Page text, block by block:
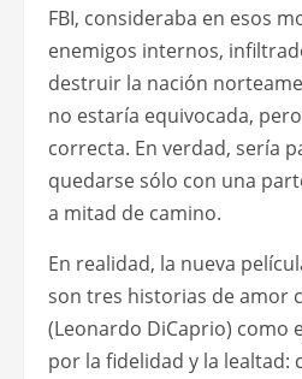
FBI, consideraba en esos
enemigos internos,
destruir la nación
no estaría equivocada,
correcta. En verdad, sería
quedarse sólo con una
a mitad de camino.
En realidad, la nueva
son tres historias de amor
(Leonardo DiCaprio) como
por la fidelidad y la lealtad: